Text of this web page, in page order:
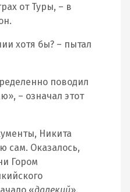
от Туры, – в
хотя бы? – пытал
поводил
– означал этот
Никита
сам. Оказалось,
Гором